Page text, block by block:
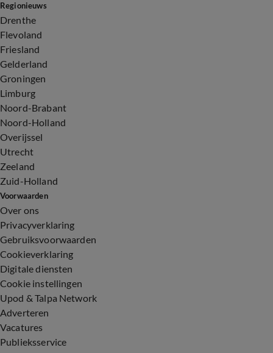
Regionieuws
Drenthe
Flevoland
Friesland
Gelderland
Groningen
Limburg
Noord-Brabant
Noord-Holland
Overijssel
Utrecht
Zeeland
Zuid-Holland
Voorwaarden
Over ons
Privacyverklaring
Gebruiksvoorwaarden
Cookieverklaring
Digitale diensten
Cookie instellingen
Upod & Talpa Network
Adverteren
Vacatures
Publieksservice